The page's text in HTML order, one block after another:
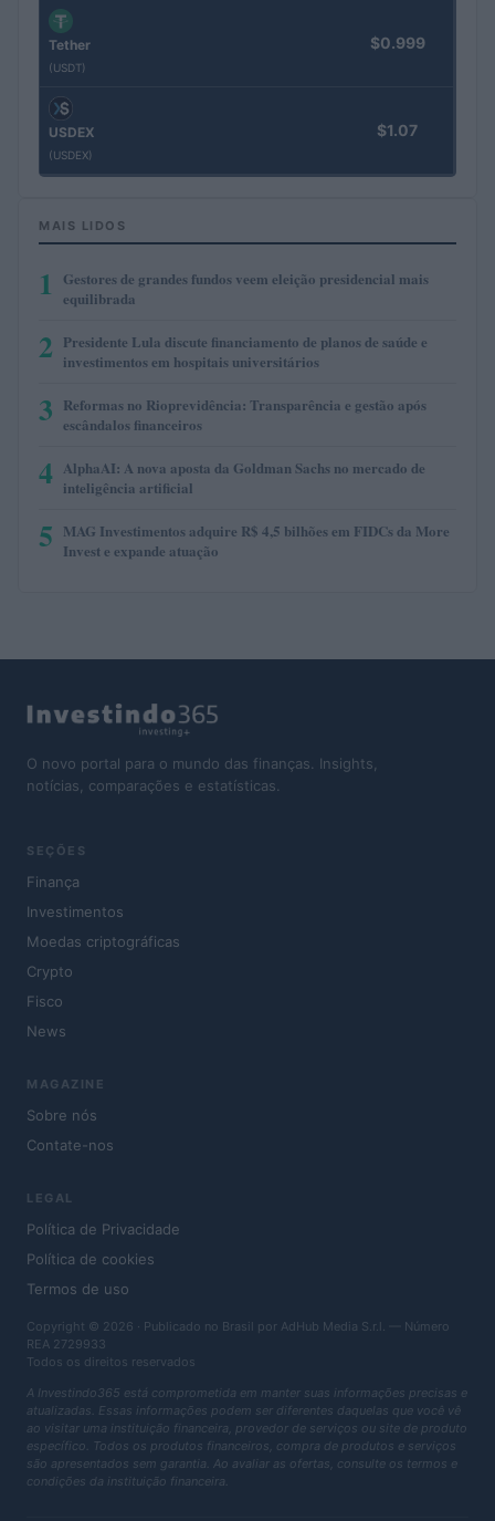
Tether
(USDT)
$0.999
USDEX
(USDEX)
$1.07
MAIS LIDOS
1
Gestores de grandes fundos veem eleição presidencial mais
equilibrada
2 Presidente Lula discute financiamento de planos de saúde e
investimentos em hospitais universitários
3 Reformas no Rioprevidência: Transparência e gestão após
escândalos financeiros
4 AlphaAI: A nova aposta da Goldman Sachs no mercado de
inteligência artificial
5 MAG Investimentos adquire R$ 4,5 bilhões em FIDCs da More
Invest e expande atuação
O novo portal para o mundo das finanças. Insights,
notícias, comparações e estatísticas.
SEÇÕES
Finança
Investimentos
Moedas criptográficas
Crypto
Fisco
News
MAGAZINE
Sobre nós
Contate-nos
LEGAL
Política de Privacidade
Política de cookies
Termos de uso
Copyright © 2026 · Publicado no Brasil por AdHub Media S.r.l. — Número
REA 2729933
Todos os direitos reservados
A Investindo365 está comprometida em manter suas informações precisas e
atualizadas. Essas informações podem ser diferentes daquelas que você vê
ao visitar uma instituição financeira, provedor de serviços ou site de produto
específico. Todos os produtos financeiros, compra de produtos e serviços
são apresentados sem garantia. Ao avaliar as ofertas, consulte os termos e
condições da instituição financeira.